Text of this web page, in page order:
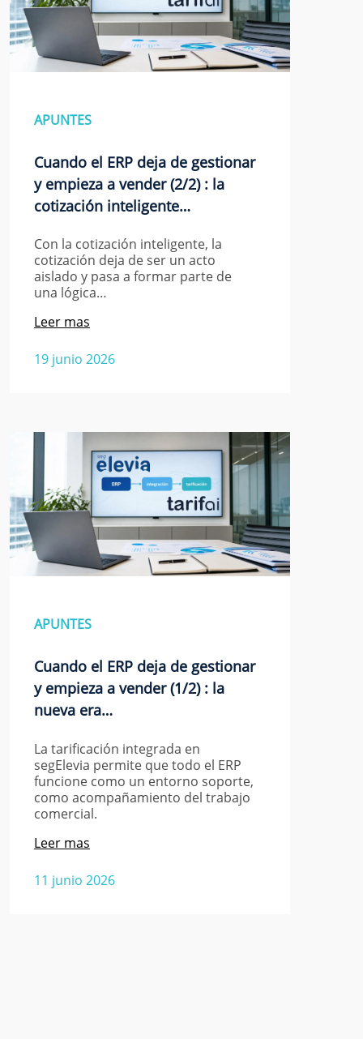
APUNTES
Cuando el ERP deja de gestionar
y empieza a vender (2/2) : la
cotización inteligente…
Con la cotización inteligente, la
cotización deja de ser un acto
aislado y pasa a formar parte de
una lógica…
19 junio 2026
Leer mas
APUNTES
Cuando el ERP deja de gestionar
y empieza a vender (1/2) : la
nueva era…
La tarificación integrada en
segElevia permite que todo el ERP
funcione como un entorno soporte,
como acompañamiento del trabajo
comercial.
11 junio 2026
Leer mas